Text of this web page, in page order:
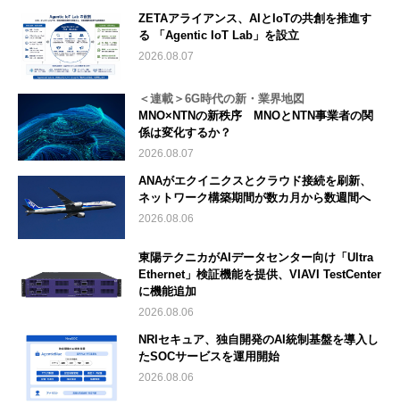
ZETAアライアンス、AIとIoTの共創を推進す
る 「Agentic IoT Lab」を設立
2026.08.07
＜連載＞6G時代の新・業界地図
MNO×NTNの新秩序 MNOとNTN事業者の関
係は変化するか？
2026.08.07
ANAがエクイニクスとクラウド接続を刷新、
ネットワーク構築期間が数カ月から数週間へ
2026.08.06
東陽テクニカがAIデータセンター向け「Ultra
Ethernet」検証機能を提供、VIAVI TestCenter
に機能追加
2026.08.06
NRIセキュア、独自開発のAI統制基盤を導入し
たSOCサービスを運用開始
2026.08.06